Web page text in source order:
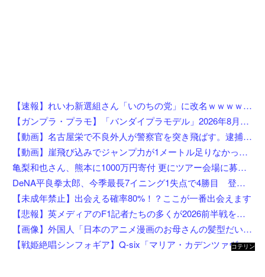
【速報】れいわ新選組さん「いのちの党」に改名ｗｗｗｗｗｗｗｗ
【ガンプラ・プラモ】「バンダイプラモデル」2026年8月発売商品【スケジュール公開】
【動画】名古屋栄で不良外人が警察官を突き飛ばす。逮捕しろやｗｗｗ
【動画】崖飛び込みでジャンプ力が1メートル足りなかった男の悲劇。
亀梨和也さん、熊本に1000万円寄付 更にツアー会場に募金箱設置
DeNA平良拳太郎、今季最長7イニング1失点で4勝目 登板数＆先発数も自己最多タイ「残りも頑張りたい」
【未成年禁止】出会える確率80%！？ここが一番出会えます
【悲報】英メディアのF1記者たちの多くが2026前半戦を終えて鈴鹿とスパをワーストレースに挙げてしまう
【画像】外国人「日本のアニメ漫画のお母さんの髪型だいたいこれだよなwwwwwwwww」←コレは分かるw w w w w w w w
【戦姫絶唱シンフォギア】Q-six「マリア・カデンツァヴナ・イヴ」フィギュア【8月4日予約開始】
コテリン